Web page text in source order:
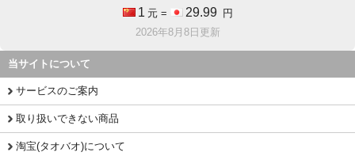
1 元 = 29.99
円
2026年8月8日更新
当サイトについて
サービスのご案内
取り扱いできない商品
淘宝(タオバオ)について